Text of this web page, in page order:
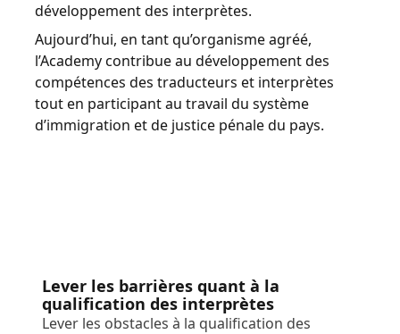
Sciences de la vie
Industrie Manufacturière
Finance
Tous les secteurs
Découvrez Lia
Traduction IA rapide, intelligente et évolutive
développement des interprètes.
Aujourd’hui, en tant qu’organisme agréé,
l’Academy contribue au développement des
compétences des traducteurs et interprètes
tout en participant au travail du système
d’immigration et de justice pénale du pays.
Lever les barrières quant à la
qualification des interprètes
Lever les obstacles à la qualification des